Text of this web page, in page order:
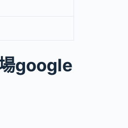
google